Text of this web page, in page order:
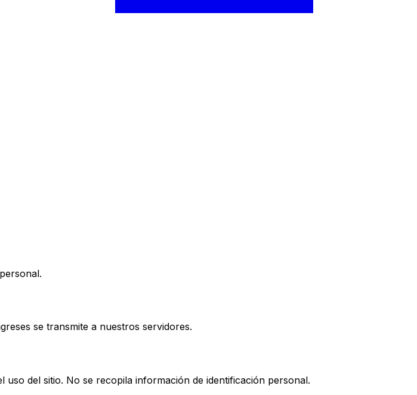
se transmite a nuestros servidores.
del sitio. No se recopila información de identificación personal.